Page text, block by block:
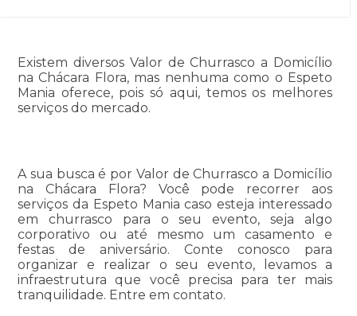
Existem diversos Valor de Churrasco a Domicílio
na Chácara Flora, mas nenhuma como o Espeto
Mania oferece, pois só aqui, temos os melhores
serviços do mercado.
A sua busca é por Valor de Churrasco a Domicílio
na Chácara Flora? Você pode recorrer aos
serviços da Espeto Mania caso esteja interessado
em churrasco para o seu evento, seja algo
corporativo ou até mesmo um casamento e
festas de aniversário. Conte conosco para
organizar e realizar o seu evento, levamos a
infraestrutura que você precisa para ter mais
tranquilidade. Entre em contato.